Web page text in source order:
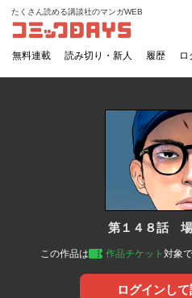
コミックDAYS
たくさん読める講談社のマンガWEB
無料連載 読み切り・新人 履歴 ロ
第１４８話 場
この作品は 作品チケット 対象
ログインし